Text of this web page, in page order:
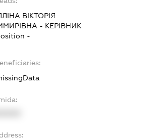
ВІКТОРІЯ
- КЕРІВНИК
-